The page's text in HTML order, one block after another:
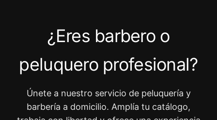
¿Eres barbero o
peluquero profesional?
Únete a nuestro servicio de peluquería y
barbería a domicilio. Amplía tu catálogo,